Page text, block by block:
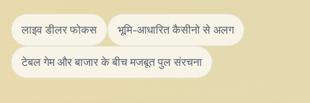
लाइव डीलर फोकस भूमि-आधारित कैसीनो से अलग
टेबल गेम और बाजार के बीच मजबूत पुल संरचना